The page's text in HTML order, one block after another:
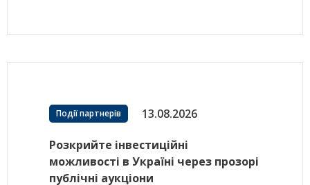
Події партнерів 13.08.2026
Розкрийте інвестиційні
можливості в Україні через прозорі
публічні аукціони